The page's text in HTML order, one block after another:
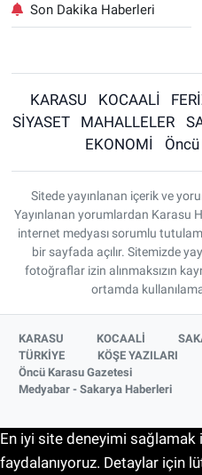
Son Dakika Haberleri
KARASU KOCAALİ
SİYASET
MAHALLELER
EKONOMİ
Sitede yayınlanan içerik ve
Yayınlanan yorumlardan Karasu
internet medyası sorumlu
bir sayfada açılır. Sitemizde
fotoğraflar izin alınmaksızın
ortamda
KARASU KOCAALİ
TÜRKİYE
KÖŞE YAZILARI
Öncü Karasu Gazetesi
Medyabar - Sakarya Haberleri
En iyi site deneyimi sağlamak
faydalanıyoruz. Detaylar için